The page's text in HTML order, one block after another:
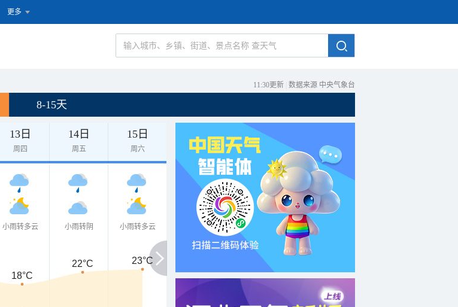
更多
11:30更新 数据来源 中央气象台
8-15天
13日
周四
14日
周五
15日
周六
小雨转多云 小雨转阴 小雨转多云
18°C
22°C 23°C